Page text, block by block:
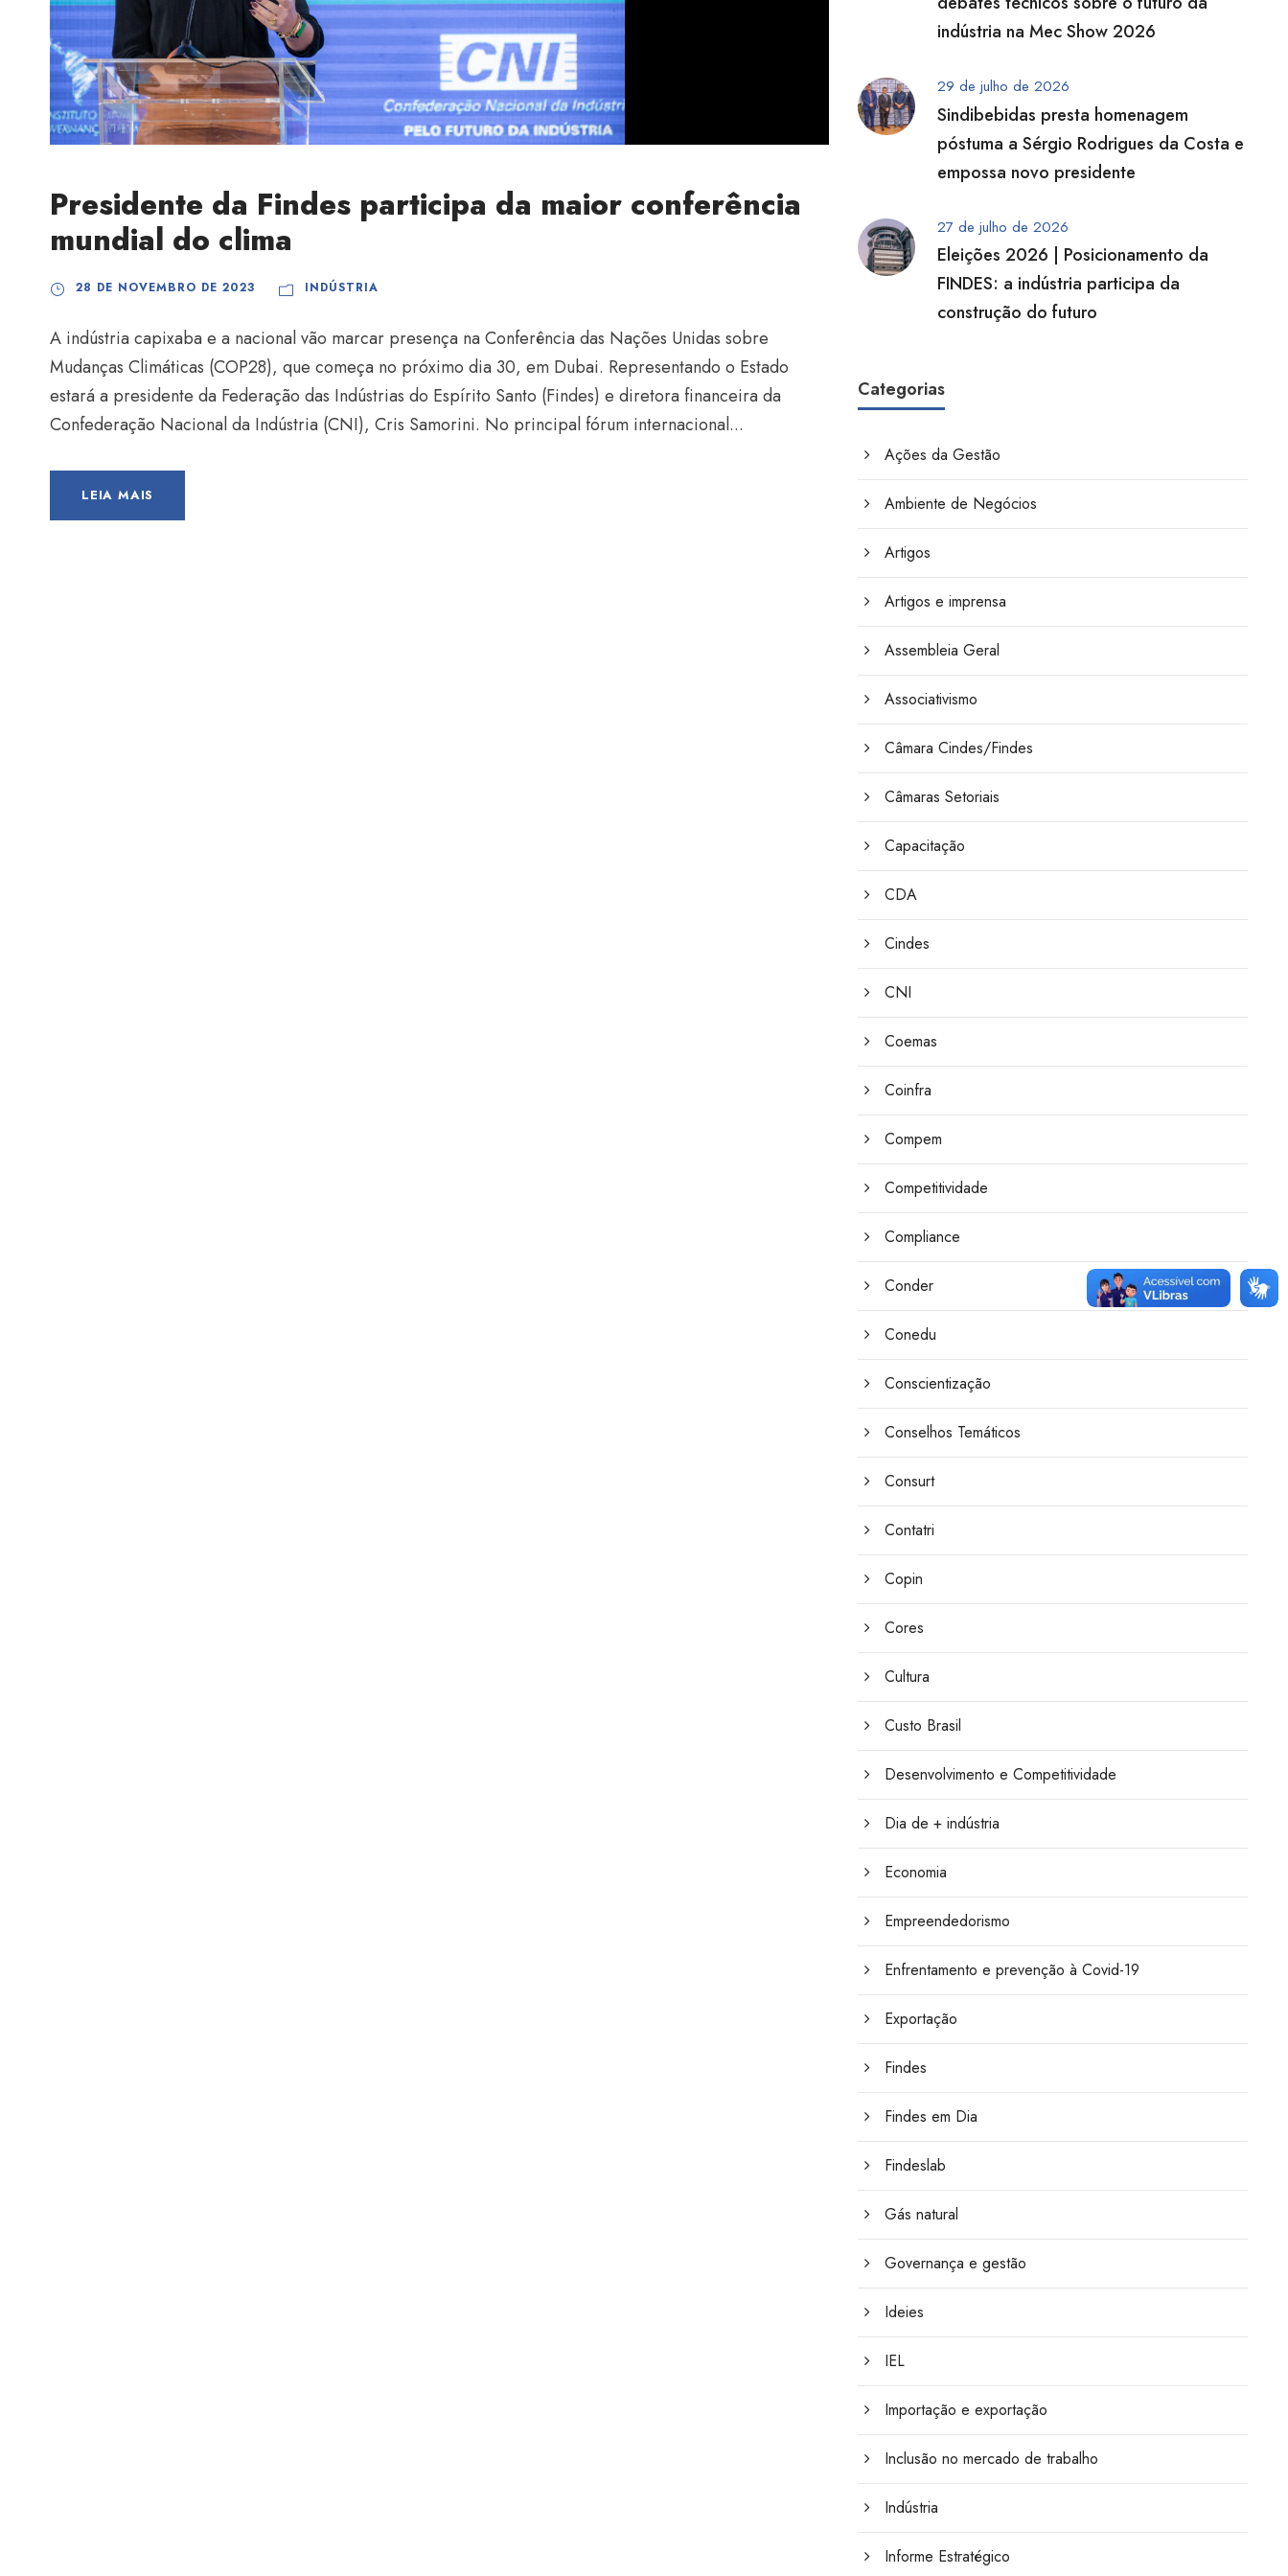
Presidente da Findes participa da maior conferência
mundial do clima
28 DE NOVEMBRO DE 2023 INDÚSTRIA
A indústria capixaba e a nacional vão marcar presença na Conferência das Nações Unidas sobre
Mudanças Climáticas (COP28), que começa no próximo dia 30, em Dubai. Representando o Estado
estará a presidente da Federação das Indústrias do Espírito Santo (Findes) e diretora financeira da
Confederação Nacional da Indústria (CNI), Cris Samorini. No principal fórum internacional...
LEIA MAIS
indústria na Mec Show 2026
29 de julho de 2026
Sindibebidas presta homenagem
póstuma a Sérgio Rodrigues da Costa e
empossa novo presidente
27 de julho de 2026
Eleições 2026 | Posicionamento da
FINDES: a indústria participa da
construção do futuro
Categorias
Ações da Gestão
Ambiente de Negócios
Artigos
Artigos e imprensa
Assembleia Geral
Associativismo
Câmara Cindes/Findes
Câmaras Setoriais
Capacitação
CDA
Cindes
CNI
Coemas
Coinfra
Compem
Competitividade
Compliance
Conder
Conedu
Conscientização
Conselhos Temáticos
Consurt
Contatri
Copin
Cores
Cultura
Custo Brasil
Desenvolvimento e Competitividade
Dia de + indústria
Economia
Empreendedorismo
Enfrentamento e prevenção à Covid-19
Exportação
Findes
Findes em Dia
Findeslab
Gás natural
Governança e gestão
Ideies
IEL
Importação e exportação
Inclusão no mercado de trabalho
Indústria
Informe Estratégico